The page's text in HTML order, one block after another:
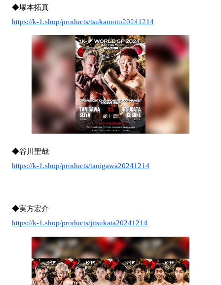
◆塚本拓真
https://k-1.shop/products/tsukamoto20241214
◆谷川聖哉
https://k-1.shop/products/tanigawa20241214
◆実方宏介
https://k-1.shop/products/jitsukata20241214